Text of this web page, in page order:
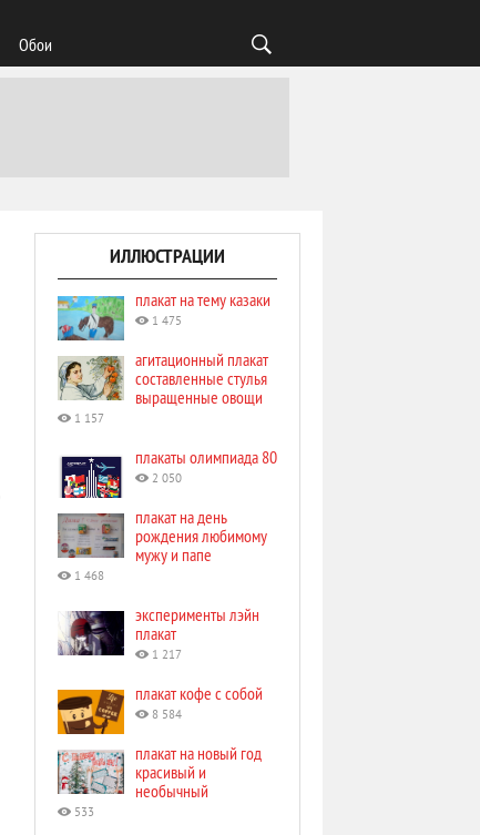
Обои
ИЛЛЮСТРАЦИИ
плакат на тему казаки
1 475
агитационный плакат
составленные стулья
выращенные овощи
1 157
плакаты олимпиада 80
2 050
плакат на день
рождения любимому
мужу и папе
1 468
эксперименты лэйн
плакат
1 217
плакат кофе с собой
8 584
плакат на новый год
красивый и
необычный
533